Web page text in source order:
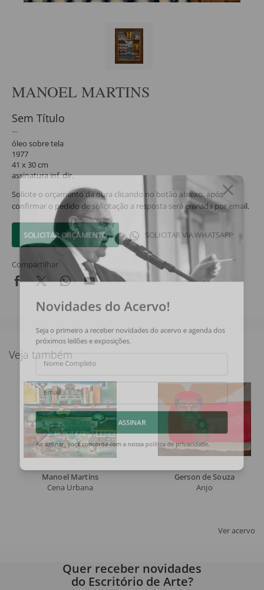
MANOEL MARTINS
Sem Título
óleo sobre tela
1977
41 x 30 cm
assinatura inf. dir.
Solicite o orçamento da obra clicando no botão abaixo, após
confirmar o pedido de solicitação a resposta será enviada por email.
SOLICITAR ORÇAMENTO SOLICITAR VIA WHATSAPP
Compartilhar
Veja também
Manoel Martins
Cena Urbana
Gerson de Souza
Anjo
Ver acervo
Novidades do Acervo!
Seja o primeiro a receber novidades do acervo e agenda dos
próximos leilões e exposições.
Nome Completo
Email
ASSINAR
Ao assinar, você concorda com a nossa política de privacidade.
Quer receber novidades
do Escritório de Arte?